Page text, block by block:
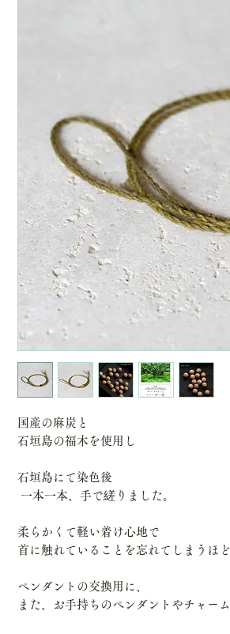
国産の麻炭と
石垣島の福木を使用し
石垣島にて染色後
一本一本、手で縒りました。
柔らかくて軽い着け心地で
首に触れていることを忘れてしまうほど
ペンダントの交換用に、
また、お手持ちのペンダントやチャー